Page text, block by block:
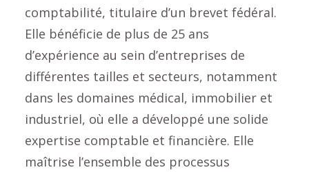
comptabilité, titulaire d’un brevet fédéral.
Elle bénéficie de plus de 25 ans
d’expérience au sein d’entreprises de
différentes tailles et secteurs, notamment
dans les domaines médical, immobilier et
industriel, où elle a développé une solide
expertise comptable et financière. Elle
maîtrise l’ensemble des processus